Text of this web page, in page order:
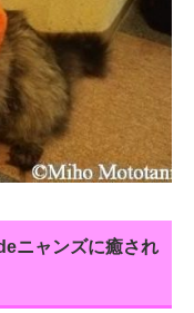
ニャンズに癒され